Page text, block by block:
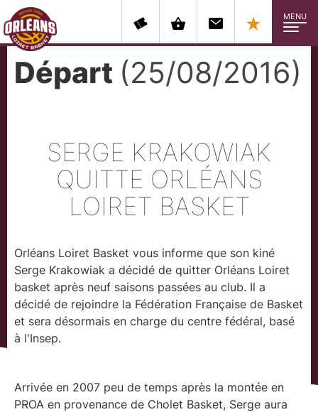
MENU
Départ (25/08/2016)
SERGE KRAKOWIAK
QUITTE ORLÉANS
LOIRET BASKET
Orléans Loiret Basket vous informe que son kiné
Serge Krakowiak a décidé de quitter Orléans Loiret
basket après neuf saisons passées au club. Il a
décidé de rejoindre la Fédération Française de Basket
et sera désormais en charge du centre fédéral, basé
à l'Insep.
Arrivée en 2007 peu de temps après la montée en
PROA en provenance de Cholet Basket, Serge aura